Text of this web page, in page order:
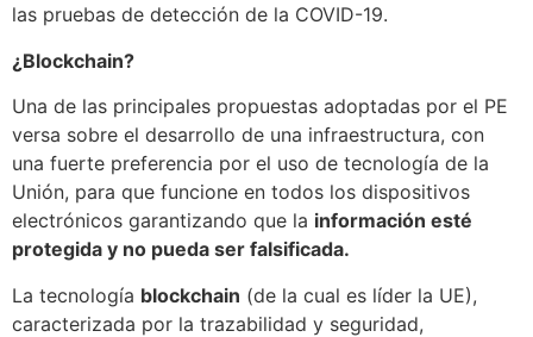
las pruebas de detección de la COVID-19.
¿Blockchain?
Una de las principales propuestas adoptadas por el PE
versa sobre el desarrollo de una infraestructura, con
una fuerte preferencia por el uso de tecnología de la
Unión, para que funcione en todos los dispositivos
electrónicos garantizando que la información esté
protegida y no pueda ser falsificada.
La tecnología blockchain (de la cual es líder la UE),
caracterizada por la trazabilidad y seguridad,